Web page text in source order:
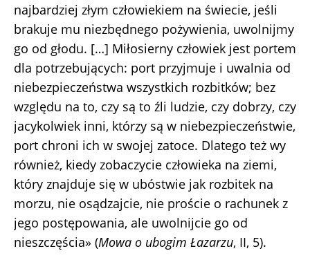
najbardziej złym człowiekiem na świecie, jeśli
brakuje mu niezbędnego pożywienia, uwolnijmy
go od głodu. […] Miłosierny człowiek jest portem
dla potrzebujących: port przyjmuje i uwalnia od
niebezpieczeństwa wszystkich rozbitków; bez
względu na to, czy są to źli ludzie, czy dobrzy, czy
jacykolwiek inni, którzy są w niebezpieczeństwie,
port chroni ich w swojej zatoce. Dlatego też wy
również, kiedy zobaczycie człowieka na ziemi,
który znajduje się w ubóstwie jak rozbitek na
morzu, nie osądzajcie, nie proście o rachunek z
jego postępowania, ale uwolnijcie go od
nieszczęścia» (Mowa o ubogim Łazarzu, II, 5).